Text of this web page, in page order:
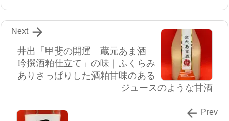
井出「甲斐の開運 蔵元あま酒
吟撰酒粕仕立て」の味｜ふくらみ
ありさっぱりした酒粕甘味のある
ジュースのような甘酒

Next
 Prev